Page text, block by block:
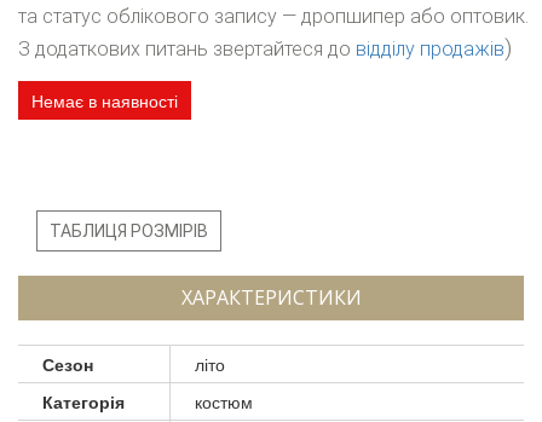
та статус облікового запису — дропшипер або оптовик.
З додаткових питань звертайтеся до відділу продажів)
Немає в наявності
ТАБЛИЦЯ РОЗМІРІВ
ХАРАКТЕРИСТИКИ
Сезон
літо
Категорія
костюм